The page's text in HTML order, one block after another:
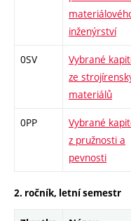
inženýrství
0SV
Vybrané
ze
materiálů
0PP
Vybrané
z pružnosti a
pevnosti
2. ročník, letní semestr